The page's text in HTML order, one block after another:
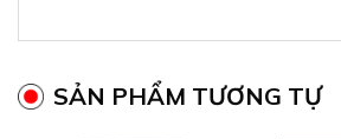
SẢN PHẨM TƯƠNG TỰ